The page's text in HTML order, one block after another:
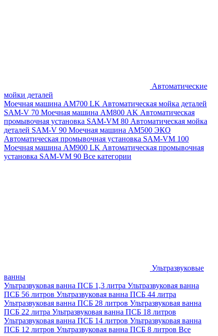
Автоматические
мойки деталей
Моечная машина AM700 LK Автоматическая мойка деталей
SAM-V 70 Моечная машина АМ800 AK Автоматическая
промывочная установка SAM-VM 80 Автоматическая мойка
деталей SAM-V 90 Моечная машина АМ500 ЭКО
Автоматическая промывочная установка SAM-VM 100
Моечная машина AM900 LK Автоматическая промывочная
установка SAM-VM 90 Все категории
Ультразвуковые
ванны
Ультразвуковая ванна ПСБ 1,3 литра Ультразвуковая ванна
ПСБ 56 литров Ультразвуковая ванна ПСБ 44 литра
Ультразвуковая ванна ПСБ 28 литров Ультразвуковая ванна
ПСБ 22 литра Ультразвуковая ванна ПСБ 18 литров
Ультразвуковая ванна ПСБ 14 литров Ультразвуковая ванна
ПСБ 12 литров Ультразвуковая ванна ПСБ 8 литров Все